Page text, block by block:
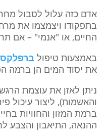
אדם כזה עלול לסבול
בתפקודו ויצמצמו את
החיים, או "אנמי" – אם
באמצעות טיפול
את יסוד המים הן ברמה
ניתן לאזן את עוצמת
והאשמות), ליצור עיכול
ברמת המזון והחוויות
ההנאה, התיאבון והצבע